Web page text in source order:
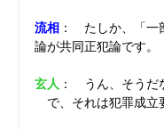
流相： たしか、「一
論が共同正犯論です。
玄人 ： うん、そうだ
で、それは犯罪成立